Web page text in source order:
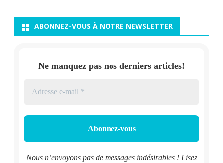
ABONNEZ-VOUS À NOTRE NEWSLETTER
Ne manquez pas nos derniers articles!
Nous n’envoyons pas de messages indésirables ! Lisez